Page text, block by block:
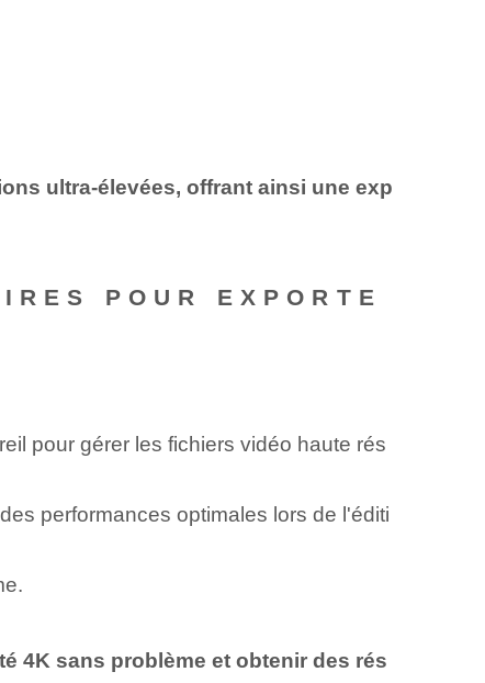
ultra-élevées, offrant ainsi une exp
POUR EXPORTE
pour gérer les fichiers vidéo haute rés
performances optimales lors de l'éditi
4K sans problème et obtenir des rés